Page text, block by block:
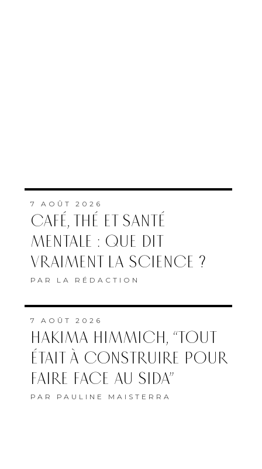
7 AOÛT 2026
CAFÉ, THÉ ET SANTÉ
MENTALE : QUE DIT
VRAIMENT LA SCIENCE ?
PAR LA RÉDACTION
7 AOÛT 2026
HAKIMA HIMMICH, “TOUT
ÉTAIT À CONSTRUIRE POUR
FAIRE FACE AU SIDA”
PAR PAULINE MAISTERRA